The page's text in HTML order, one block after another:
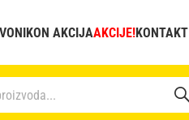
NIKON AKCIJAAKCIJE!KONTAKT